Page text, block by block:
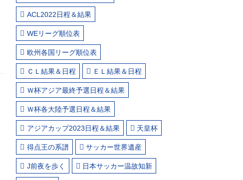
ACL2022日程＆結果
WEリーグ順位表
欧州各国リーグ順位表
ＣＬ結果＆日程 ＥＬ結果＆日程
Ｗ杯アジア最終予選日程＆結果
Ｗ杯各大陸予選日程＆結果
アジアカップ2023日程＆結果 天皇杯
得点王の系譜 サッカー世界遺産
J前夜を歩く 日本サッカー温故知新